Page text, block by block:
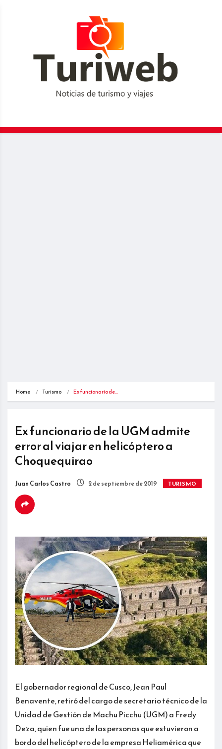
Home Turismo Ex funcionario de…
Ex funcionario de la UGM admite
error al viajar en helicóptero a
Choquequirao
Juan Carlos Castro 2 de septiembre de 2019 TURISMO
El gobernador regional de Cusco, Jean Paul
Benavente, retiró del cargo de secretario técnico de la
Unidad de Gestión de Machu Picchu (UGM) a Fredy
Deza, quien fue una de las personas que estuvieron a
bordo del helicóptero de la empresa Heliamérica que